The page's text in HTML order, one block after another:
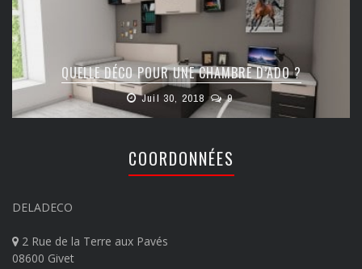
QUELLE DÉCO POUR UNE CHAMBRE D’ADO ?
Juil 30, 2018 9
COORDONNÉES
DELADECO
2 Rue de la Terre aux Pavés
08600 Givet